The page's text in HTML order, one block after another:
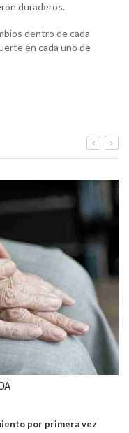
duraderos.
dentro de cada
en cada uno de
por primera vez